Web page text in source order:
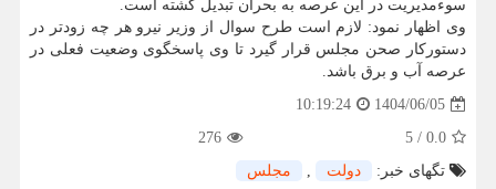
سوءمدیریت در این عرصه به بحران تبدیل گشته است.
وی اظهار نمود: لازم است طرح سوال از وزیر نیرو هر چه زودتر در
دستورکار صحن مجلس قرار گیرد تا وی پاسخگوی وضعیت فعلی در
عرصه آب و برق باشد.
1404/06/05
10:19:24
0.0
/
5
276
تگهای خبر:
دولت , مجلس